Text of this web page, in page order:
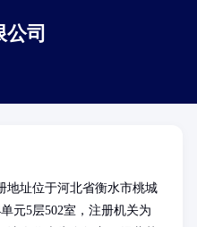
司
地址位于河北省衡水市桃城
元5层502室，注册机关为